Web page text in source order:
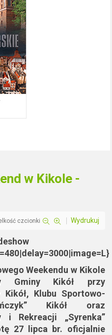
w Kikole -
czcionki Wydrukuj
Weekendu w Kikole
Gminy Kikół przy
Kikół, Klubu Sportowo-
Kikół oraz
i Rekreacji „Syrenka”
27 lipca br. oficjalnie